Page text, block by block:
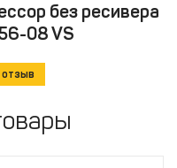
без ресивера
08 VS
отзыв